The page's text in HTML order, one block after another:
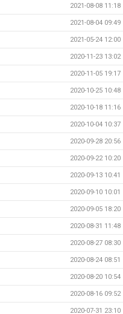
2021-08-08 11:18
2021-08-04 09:49
2021-05-24 12:00
2020-11-23 13:02
2020-11-05 19:17
2020-10-25 10:48
2020-10-18 11:16
2020-10-04 10:37
2020-09-28 20:56
2020-09-22 10:20
2020-09-13 10:41
2020-09-10 10:01
2020-09-05 18:20
2020-08-31 11:48
2020-08-27 08:30
2020-08-24 08:51
2020-08-20 10:54
2020-08-16 09:52
2020-07-31 23:10